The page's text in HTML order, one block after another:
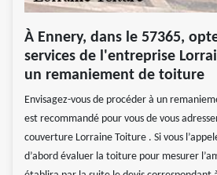
À Ennery, dans le 57365,
services de l'entreprise
un remaniement de toiture
Envisagez-vous de procéder à un
est recommandé pour vous de vous
couverture Lorraine Toiture . Si vous
d’abord évaluer la toiture pour mesurer